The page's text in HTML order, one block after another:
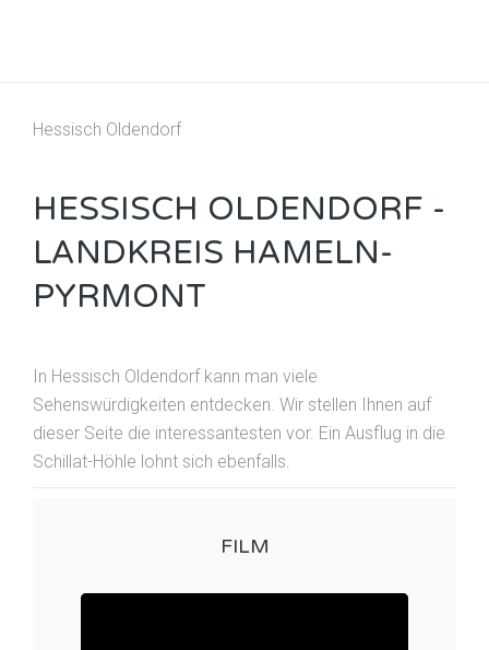
Hessisch Oldendorf
HESSISCH OLDENDORF -
LANDKREIS HAMELN-
PYRMONT
In Hessisch Oldendorf kann man viele
Sehenswürdigkeiten entdecken. Wir stellen Ihnen auf
dieser Seite die interessantesten vor. Ein Ausflug in die
Schillat-Höhle lohnt sich ebenfalls.
FILM